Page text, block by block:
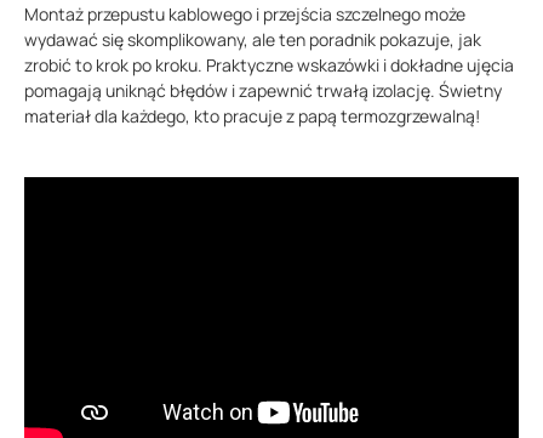
Montaż przepustu kablowego i przejścia szczelnego może
wydawać się skomplikowany, ale ten poradnik pokazuje, jak
zrobić to krok po kroku. Praktyczne wskazówki i dokładne ujęcia
pomagają uniknąć błędów i zapewnić trwałą izolację. Świetny
materiał dla każdego, kto pracuje z papą termozgrzewalną!